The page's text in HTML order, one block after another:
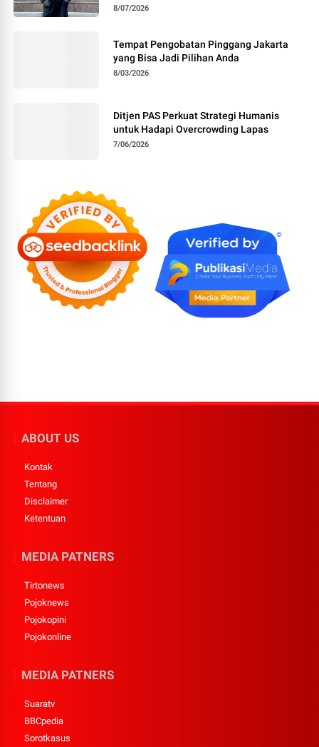
8/07/2026
Tempat Pengobatan Pinggang Jakarta
yang Bisa Jadi Pilihan Anda
8/03/2026
Ditjen PAS Perkuat Strategi Humanis
untuk Hadapi Overcrowding Lapas
7/06/2026
ABOUT US
Kontak
Tentang
Disclaimer
Ketentuan
MEDIA PATNERS
Tirtonews
Pojoknews
Pojokopini
Pojokonline
MEDIA PATNERS
Suaratv
BBCpedia
Sorotkasus